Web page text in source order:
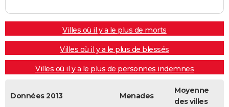
Villes où il y a le plus de morts
Villes où il y a le plus de blessés
Villes où il y a le plus de personnes indemnes
Données 2013 Menades
Moyenne
des villes